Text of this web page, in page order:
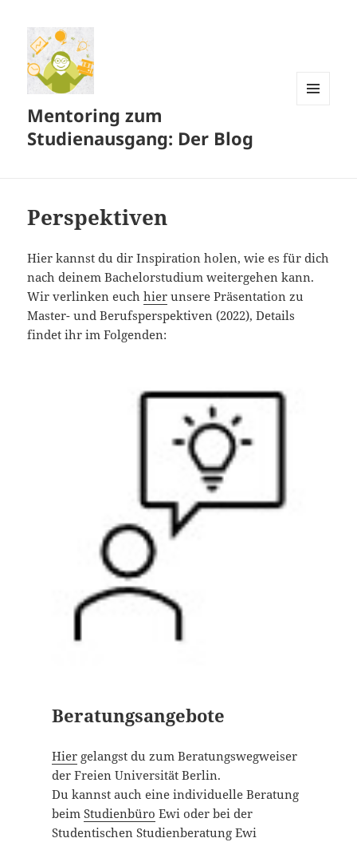
Mentoring zum
Studienausgang: Der Blog
Perspektiven
Hier kannst du dir Inspiration holen, wie es für dich
nach deinem Bachelorstudium weitergehen kann.
Wir verlinken euchhier unsere Präsentation zu
Master- und Berufsperspektiven (2022), Details
findet ihr im Folgenden:
Beratungsangebote
Hiergelangst du zum Beratungswegweiser
der Freien Universität Berlin.
Du kannst auch eine individuelle Beratung
beim Studienbüro Ewi oder bei der
Studentischen Studienberatung Ewi